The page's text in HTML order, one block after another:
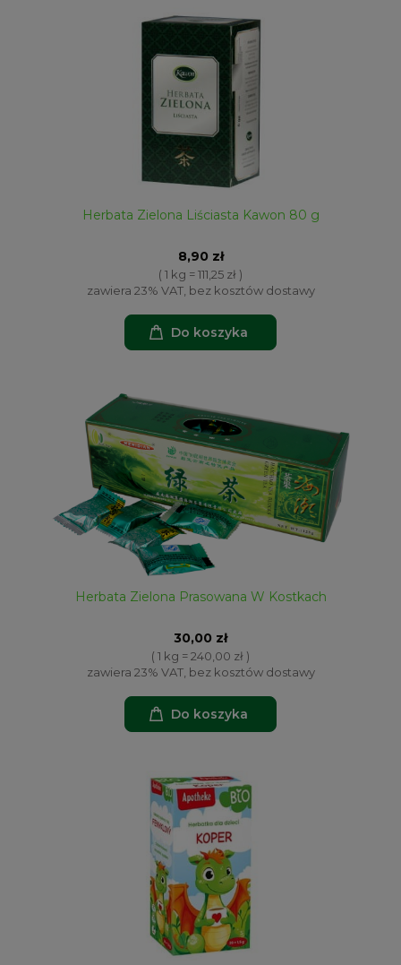
Herbata Zielona Liściasta Kawon 80 g
8,90 zł
( 1 kg = 111,25 zł )
zawiera 23% VAT, bez kosztów dostawy
Do koszyka
Herbata Zielona Prasowana W Kostkach
30,00 zł
( 1 kg = 240,00 zł )
zawiera 23% VAT, bez kosztów dostawy
Do koszyka